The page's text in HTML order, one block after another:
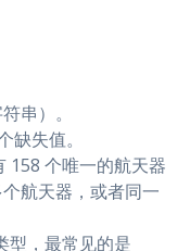
串）。
失值。
158 个唯一的航天器
航天器，或者同一
型，最常见的是